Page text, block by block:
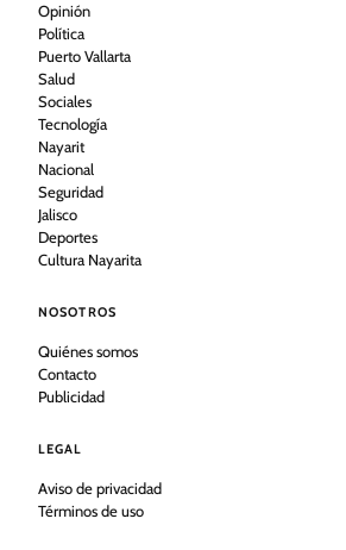
Opinión
Política
Puerto Vallarta
Salud
Sociales
Tecnología
Nayarit
Nacional
Seguridad
Jalisco
Deportes
Cultura Nayarita
NOSOTROS
Quiénes somos
Contacto
Publicidad
LEGAL
Aviso de privacidad
Términos de uso